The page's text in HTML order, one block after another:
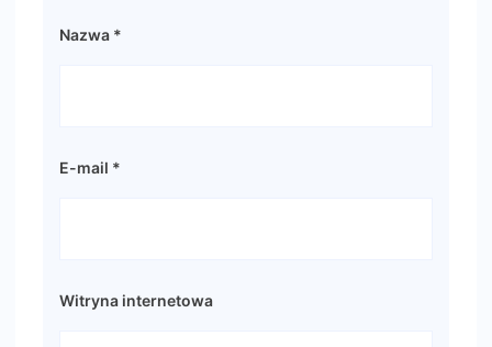
Nazwa *
E-mail *
Witryna internetowa